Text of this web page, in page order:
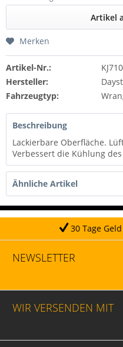
Artikel
Merken
Artikel-Nr.:
Hersteller:
Fahrzeugtyp:
Beschreibung
Lackierbare Oberfläche.
Verbessert die Kühlung
Ähnliche Artikel
Geld zurück Garantie
NEWSLETTER
WIR VERSENDEN MIT